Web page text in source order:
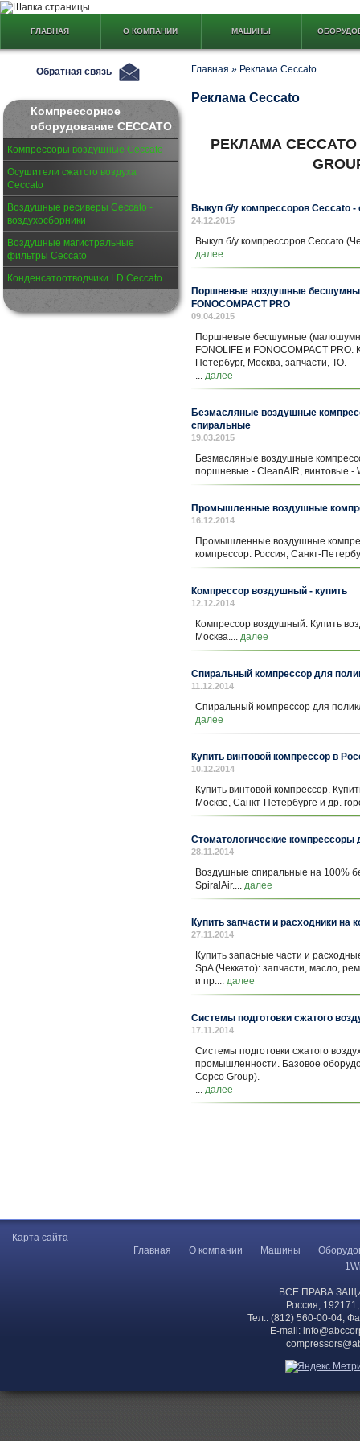
ГЛАВНАЯ О КОМПАНИИ МАШИНЫ
Обратная связь
Компрессорное
оборудование CECCATO
Компрессоры воздушные Ceccato
Осушители сжатого воздуха
Ceccato
Воздушные ресиверы Ceccato -
воздухосборники
Воздушные магистральные
фильтры Ceccato
Конденсатоотводчики LD Ceccato
Главная » Реклама Ceccato
Реклама Ceccato
РЕКЛАМА
Выкуп б/у компрессоров Ceccato -
24.12.2015
Выкуп б/у компрессоров Ceccato
далее
Поршневые воздушные
FONOCOMPACT PRO
09.04.2015
Поршневые бесшумные
FONOLIFE и FONOCOMPACT PRO.
Петербург, Москва, запчасти, ТО.
... далее
Безмасляные воздушные
спиральные
19.03.2015
Безмасляные воздушные
поршневые - CleanAIR, винтовые -
Промышленные воздушные
16.12.2014
Промышленные воздушные
компрессор. Россия, Санкт-
Компрессор воздушный - купить
12.12.2014
Компрессор воздушный. Купить
Москва.... далее
Спиральный компрессор для
11.12.2014
Спиральный компрессор для
далее
Купить винтовой компрессор в
10.12.2014
Купить винтовой компрессор.
Москве, Санкт-Петербурге и др.
Стоматологические компрессоры
28.11.2014
Воздушные спиральные на 100%
SpiralAir.... далее
Купить запчасти и расходники на
27.11.2014
Купить запасные части и
SpA (Чеккато): запчасти, масло,
и пр.... далее
Системы подготовки сжатого
17.11.2014
Системы подготовки сжатого
промышленности. Базовое
Copco Group).
... далее
Карта сайта
Главная
О компании Машины
ВСЕ ПРАВА
Россия,
Тел.: (812) 560-00-04;
E-mail: